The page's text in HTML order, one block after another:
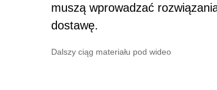
muszą wprowadzać
dostawę.
Dalszy ciąg materiału pod wideo